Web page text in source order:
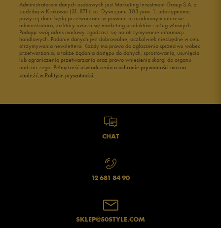
Administratorem danych osobowych jest Marketing Investment Group S.A. z
siedzibą w Krakowie (31-871), os. Dywizjonu 303 paw. 1, udostępnione
powyżej dane będą przetwarzane w prawnie uzasadnionym interesie
administratora, za który uważa się marketing produktów i usług własnych.
Podając swój adres mailowy zgadzasz się na otrzymywanie informacji
handlowych. Podanie danych jest dobrowolne, aczkolwiek niezbędne w celu
otrzymywania newslettera. Każdy ma prawo do zgłoszenia sprzeciwu wobec
przetwarzania, a także żądania dostępu do danych, sprostowania, usunięcia
lub ograniczenia przetwarzania oraz prawo wniesienia skargi do organu
nadzorczego. Pełną treść oświadczenia o ochronie prywatności można
znaleźć w Polityce prywatności.
CHAT
12 681 84 90
SKLEP@50STYLE.COM